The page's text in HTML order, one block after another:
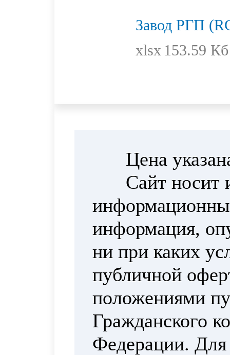
Завод РГП
xlsx 153.59 Кб
Цена
Сайт носит
информация,
ни при каких
публичной
положениями
Гражданского
Федерации. Для